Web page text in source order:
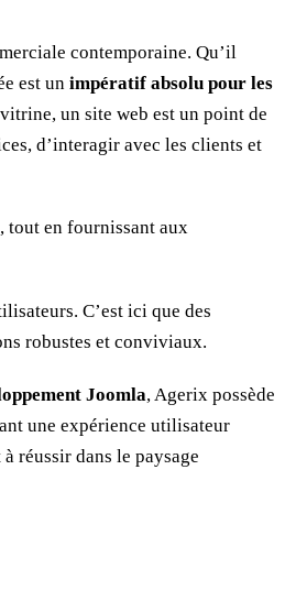
contemporaine. Qu’il
est un impératif absolu pour les
un site web est un point de
d’interagir avec les clients et
tout en fournissant aux
C’est ici que des
robustes et conviviaux.
Joomla, Agerix possède
une expérience utilisateur
réussir dans le paysage